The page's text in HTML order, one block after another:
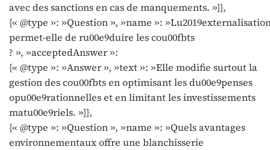
avec des sanctions en cas de manquements. »}},
{« @type »: »Question », »name »:
permet-elle de ru00e9duire les cou00fbts
? », »acceptedAnswer »:
{« @type »: »Answer », »text »: »Elle modifie surtout la
gestion des cou00fbts en optimisant les du00e9penses
opu00e9rationnelles et en limitant les investissements
matu00e9riels. »}},
{« @type »: »Question », »name »: »Quels avantages
environnementaux offre une blanchisserie